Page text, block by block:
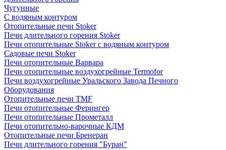
Чугунные
C водяным контуром
Отопительные печи Stoker
Печи длительного горения Stoker
Печи отопительные Stoker с водяным контуром
Садовые печи Stoker
Печи отопительные Варвара
Печи отопительные воздухогрейные Termofor
Печи воздухогрейные Уральского Завода Печного
Оборудования
Отопительные печи TMF
Печи отопительные Ферингер
Печи отопительные Прометалл
Печи отопительно-варочные КДМ
Отопительные печи Бренеран
Печи длительного горения "Буран"